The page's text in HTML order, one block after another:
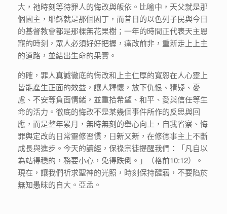
大，祂時刻等待罪人的悔改與皈依。比喻中，天父就是那
個園主，耶穌就是那個園丁，而昔日的以色列子民與今日
的基督教會都是那棵無花果樹；一年的時間正代表天主恩
寵的時刻，眾人必須好好把握，痛改前非，重新走上上主
的道路，並結出生命的果實。
的確，罪人真誠徹底的悔改和上主仁厚的寬恕在人心靈上
皆能產生正面的效益，讓人釋懷，放下仇恨、猜疑、憂
慮、不安等負面情緒，並重拾希望、和平、愛與信任等生
命的活力。徹底的悔改不是某幾個事件所作的反思與回
應，而是整年累月，無時無刻的舉心向上，自我省察、悔
罪與定改的日常靈修習慣，日新又新，在修德事主上不斷
成長與進步。今天的讀經，保祿宗徒提醒我們：「凡自以
為站得穩的，務要小心，免得跌倒。」（格前10:12）。
現在，讓我們祈求聖神的光照，時刻保持醒寤，不要陷於
無知愚昧的自大。亞孟。